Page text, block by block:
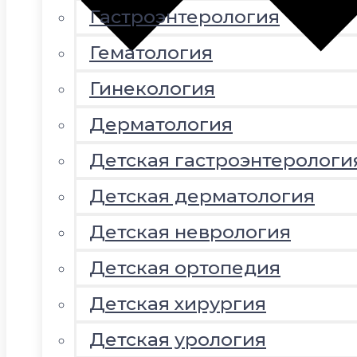
Гастроэнтерология
Гематология
Гинекология
Дерматология
Детская
Детская дерматология
Детская неврология
Детская ортопедия
Детская хирургия
Детская урология